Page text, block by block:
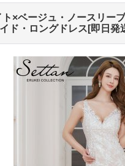
×ベージュ・ノースリー
ド・ロングドレス[即日発